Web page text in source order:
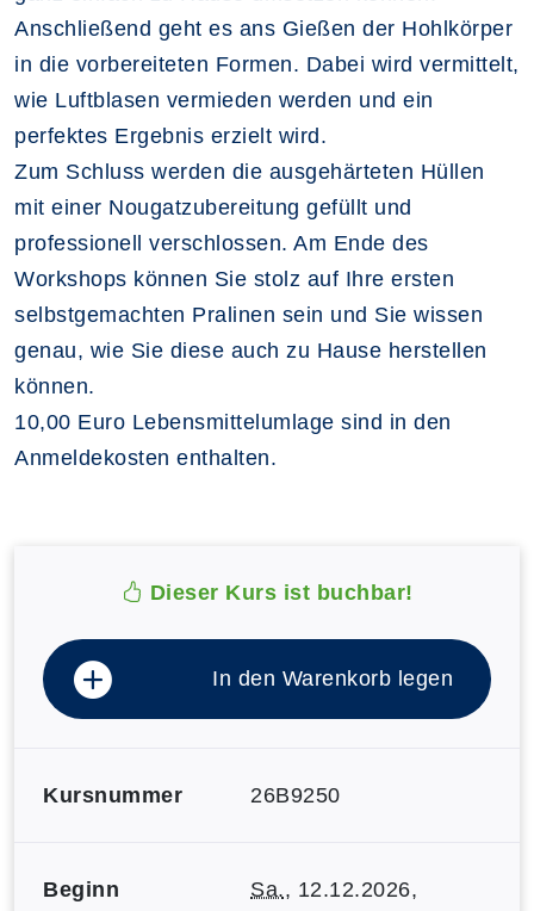
Anschließend geht es ans Gießen der Hohlkörper
in die vorbereiteten Formen. Dabei wird vermittelt,
wie Luftblasen vermieden werden und ein
perfektes Ergebnis erzielt wird.
Zum Schluss werden die ausgehärteten Hüllen
mit einer Nougatzubereitung gefüllt und
professionell verschlossen. Am Ende des
Workshops können Sie stolz auf Ihre ersten
selbstgemachten Pralinen sein und Sie wissen
genau, wie Sie diese auch zu Hause herstellen
können.
10,00 Euro Lebensmittelumlage sind in den
Anmeldekosten enthalten.
Dieser Kurs ist buchbar!
In den Warenkorb legen
Kursnummer 26B9250
Beginn Sa., 12.12.2026,